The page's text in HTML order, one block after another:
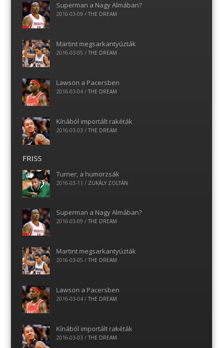
Superman a Nagy Almában?
2016-03-09 / THE DREAM
Martint megsarkantyúzták
2016-03-05 / THE DREAM
Lawson a Pacersben
2016-03-04/ THE DREAM
Kínából importált rakéták
2016-03-03 / THE DREAM
FRISS
Turner, a humorzsák
2016-03-11 / ZUKÁLY ZOLTÁN
Superman a Nagy Almában?
2016-03-09 / THE DREAM
Martint megsarkantyúzták
2016-03-05 / THE DREAM
Lawson a Pacersben
2016-03-04/ THE DREAM
Kínából importált rakéták
2016-03-03 / THE DREAM